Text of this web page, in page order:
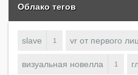
Облако тегов
slave 1 vr от первого
визуальная новелла 1